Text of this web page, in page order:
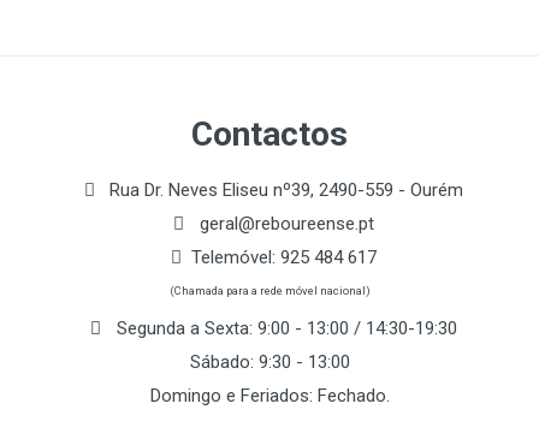
Contactos
Rua Dr. Neves Eliseu nº39, 2490-559 - Ourém
geral@reboureense.pt
Telemóvel: 925 484 617
(Chamada para a rede móvel nacional)
Segunda a Sexta: 9:00 - 13:00 / 14:30-19:30
Sábado: 9:30 - 13:00
Domingo e Feriados: Fechado.